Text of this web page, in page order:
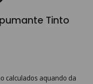
Tinto
calculados aquando da